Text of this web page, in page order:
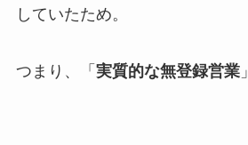
していたため。
つまり、「 実質的な無登録営業